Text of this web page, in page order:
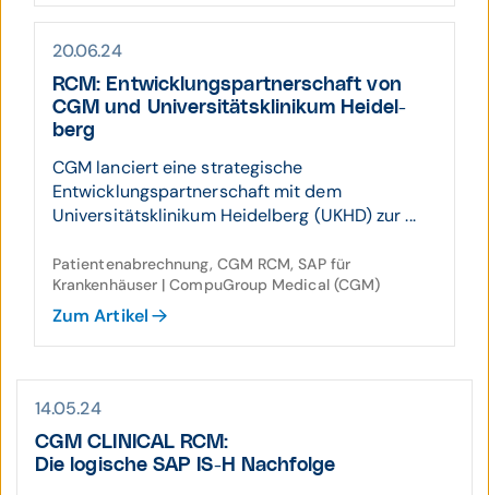
20.06.24
RCM: Entwick­lungs­partner­schaft von
CGM und Uni­versitäts­klinikum Heidel­
berg
CGM lanciert eine strategische
Entwicklungspartnerschaft mit dem
Universitätsklinikum Heidelberg (UKHD) zur ...
Patientenabrechnung, CGM RCM, SAP für
Krankenhäuser | CompuGroup Medical (CGM)
Zum Artikel
14.05.24
CGM CLINICAL RCM:
Die logische SAP IS-H Nachfolge